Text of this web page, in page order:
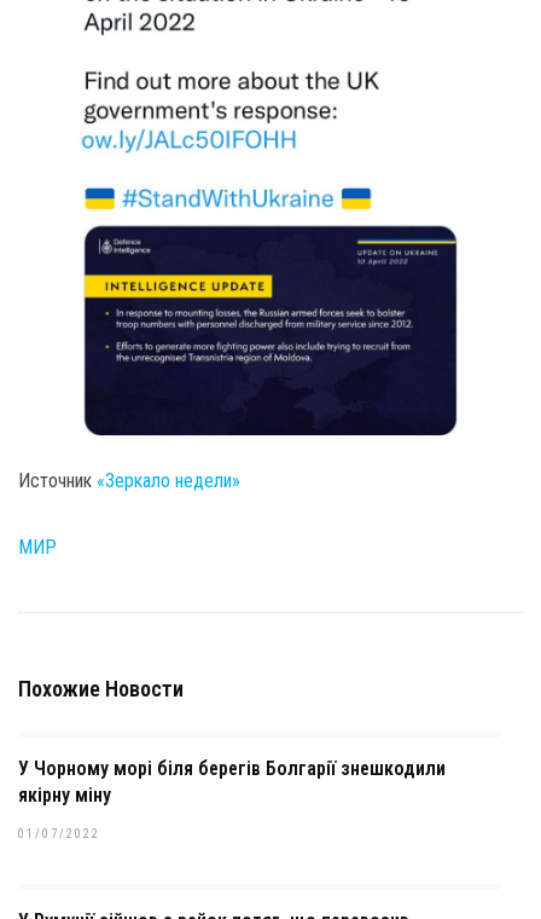
Источник «Зеркало недели»
МИР
Похожие Новости
У Чорному морі біля берегів Болгарії знешкодили
якірну міну
01/07/2022